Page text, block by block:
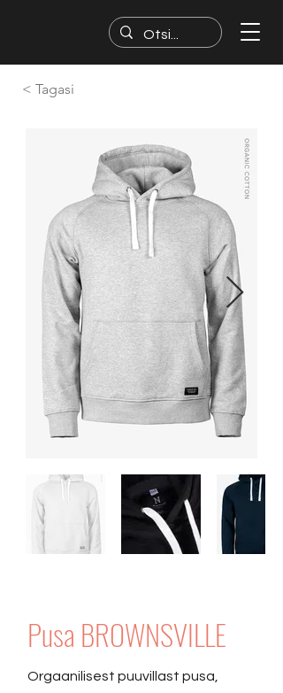
< Tagasi
Pusa BROWNSVILLE
Orgaanilisest puuvillast pusa,